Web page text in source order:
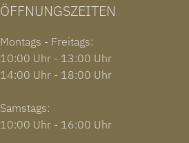
ÖFFNUNGSZEITEN
Montags - Freitags:
10:00 Uhr - 13:00 Uhr
14:00 Uhr - 18:00 Uhr
Samstags:
10:00 Uhr - 16:00 Uhr